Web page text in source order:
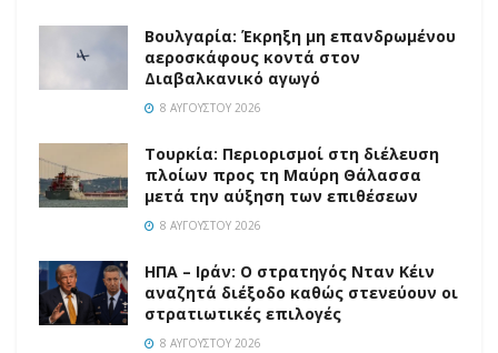
Βουλγαρία: Έκρηξη μη επανδρωμένου
αεροσκάφους κοντά στον
Διαβαλκανικό αγωγό
8 ΑΥΓΟΎΣΤΟΥ 2026
Τουρκία: Περιορισμοί στη διέλευση
πλοίων προς τη Μαύρη Θάλασσα
μετά την αύξηση των επιθέσεων
8 ΑΥΓΟΎΣΤΟΥ 2026
ΗΠΑ – Ιράν: Ο στρατηγός Νταν Κέιν
αναζητά διέξοδο καθώς στενεύουν οι
στρατιωτικές επιλογές
8 ΑΥΓΟΎΣΤΟΥ 2026